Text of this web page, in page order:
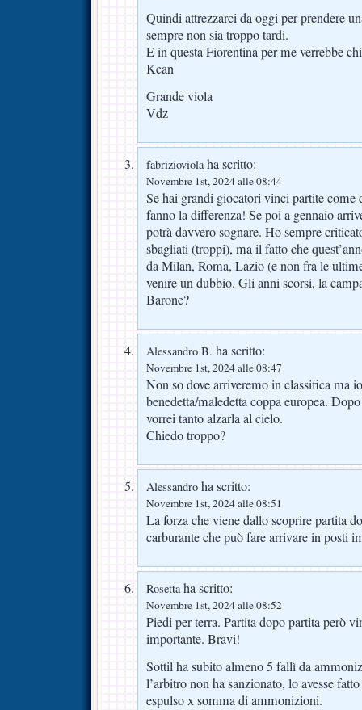
Quindi attrezzarci da oggi per prendere
sempre non sia troppo tardi.
E in questa Fiorentina per me verrebbe
Kean
Grande viola
Vdz
fabrizioviolaha scritto:
Novembre 1st, 2024 alle 08:44
Se hai grandi giocatori vinci partite come
fanno la differenza! Se poi a gennaio
potrà davvero sognare. Ho sempre
sbagliati (troppi), ma il fatto che
da Milan, Roma, Lazio (e non fra le
venire un dubbio. Gli anni scorsi, la
Barone?
Alessandro B. ha scritto:
Novembre 1st, 2024 alle 08:47
Non so dove arriveremo in classifica ma
benedetta/maledetta coppa europea.
vorrei tanto alzarla al cielo.
Chiedo troppo?
Alessandro ha scritto:
Novembre 1st, 2024 alle 08:51
La forza che viene dallo scoprire partita
carburante che può fare arrivare in posti
Rosettaha scritto:
Novembre 1st, 2024 alle 08:52
Piedi per terra. Partita dopo partita però
importante. Bravi!
Sottil ha subito almeno 5 fallì da
l’arbitro non ha sanzionato, lo avesse
espulso x somma di ammonizioni.